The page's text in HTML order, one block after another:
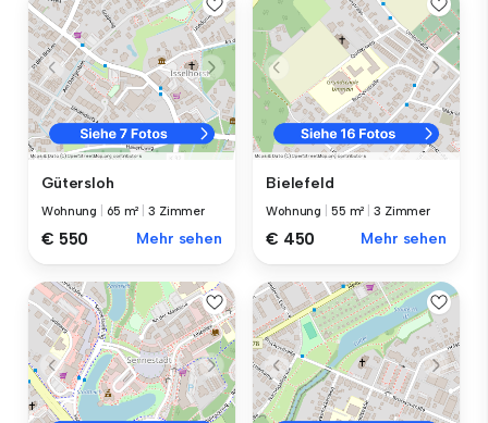
Gütersloh
Wohnung 65 m² |3 Zimmer
€ 550 Mehr sehen
Bielefeld
Wohnung 55 m² |3 Zimmer
€ 450 Mehr sehen